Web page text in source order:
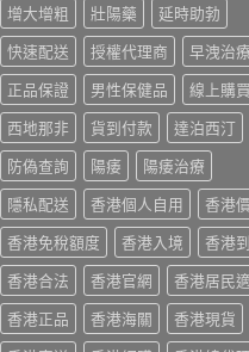
增大增粗
壯陽藥
延時助勃
快速配送
授權代理商
早洩治
正品保證
男性保健品
線上購
西地那非
貨到付款
達泊西汀
防偽查詢
陽痿
陽痿治療
隱私配送
香港個人自用
香港
香港免稅額度
香港入境
香港
香港合法
香港官網
香港居民
香港正品
香港海關
香港現貨